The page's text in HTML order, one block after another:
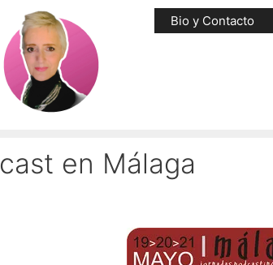
Bio y Contacto
en Málaga